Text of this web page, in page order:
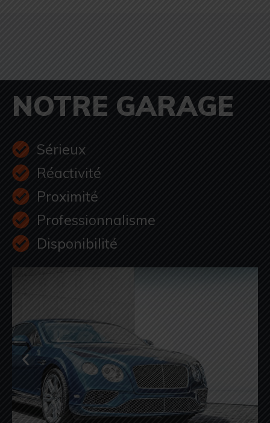
NOTRE GARAGE
Sérieux
Réactivité
Proximité
Professionnalisme
Disponibilité